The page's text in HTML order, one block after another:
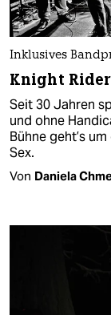
Inklusives
Knight
Seit 30 Jahren
und ohne
Bühne geht’s
Sex.
Von Daniela